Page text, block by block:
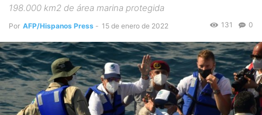
198.000 km2 de área marina protegida
Por AFP/Hispanos Press - 15 de enero de 2022 0
131